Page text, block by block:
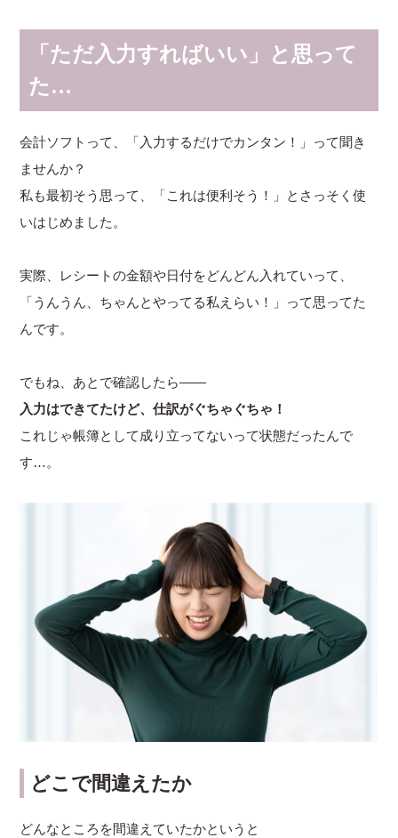
「ただ入力すればいい」と思って
た…
会計ソフトって、「入力するだけでカンタン！」って聞き
ませんか？
私も最初そう思って、「これは便利そう！」とさっそく使
いはじめました。
実際、レシートの金額や日付をどんどん入れていって、
「うんうん、ちゃんとやってる私えらい！」って思ってた
んです。
でもね、あとで確認したら――
入力はできてたけど、仕訳がぐちゃぐちゃ！
これじゃ帳簿として成り立ってないって状態だったんで
す…。
どこで間違えたか
どんなところを間違えていたかというと